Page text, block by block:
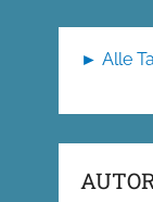
► Alle